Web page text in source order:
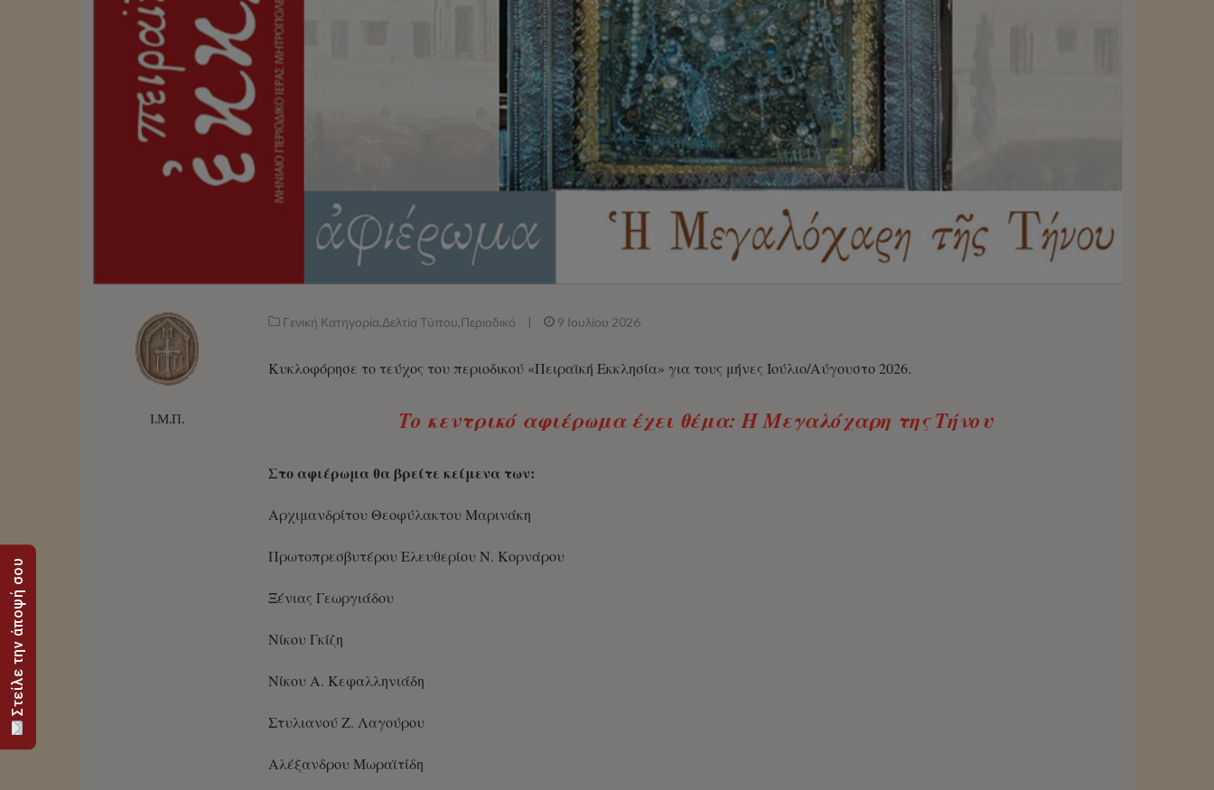
Ι.Μ.Π.
Γενική Κατηγορία,Δελτία Τύπου,Περιοδικό | 9 Ιουλίου 2026
Κυκλοφόρησε το τεύχος του περιοδικού «Πειραϊκή Εκκλησία» για τους μήνες Ιούλιο/Αύγουστο 2026.
Το κεντρικό αφιέρωμα έχει θέμα:Η Μεγαλόχαρη της Τήνου
Στο αφιέρωμα θα βρείτε κείμενα των:
Αρχιμανδρίτου Θεοφύλακτου Μαρινάκη
Πρωτοπρεσβυτέρου Ελευθερίου Ν. Κορνάρου
Ξένιας Γεωργιάδου
Νίκου Γκίζη
Νίκου Α. Κεφαλληνιάδη
Στυλιανού Ζ. Λαγούρου
Αλέξανδρου Μωραϊτίδη
Στείλε την άποψή σου